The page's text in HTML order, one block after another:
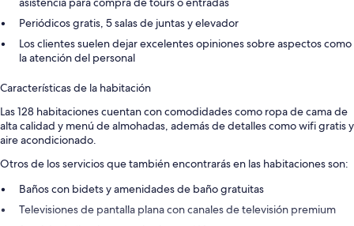
Periódicos gratis, 5 salas de juntas y elevador
Los clientes suelen dejar excelentes opiniones sobre aspectos como
la atención del personal
Características de la habitación
Las 128 habitaciones cuentan con comodidades como ropa de cama de
alta calidad y menú de almohadas, además de detalles como wifi gratis y
aire acondicionado.
Otros de los servicios que también encontrarás en las habitaciones son:
Baños con bidets y amenidades de baño gratuitas
Televisiones de pantalla plana con canales de televisión premium